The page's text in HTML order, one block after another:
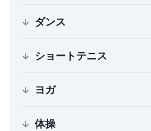
ダンス
ショートテニス
ヨガ
体操